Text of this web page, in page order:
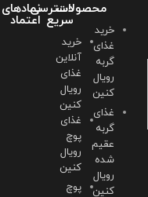
محصولات
خرید
غذای
گربه
رویال
کنین
غذای
گربه
عقیم
شده
رویال
کنین
دسترسی
سریع
خرید
آنلاین
غذای
رویال
کنین
غذای
پوچ
رویال
کنین
پوچ
نمادهای
اعتماد